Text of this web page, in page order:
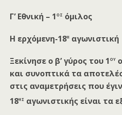
Γ’ Εθνική – 1ος όμιλος
Η ερχόμενη-18η αγωνιστική
Ξεκίνησε ο β’ γύρος του 1ου
και συνοπτικά τα
στις αναμετρήσεις που
18ης αγωνιστικής είναι τα